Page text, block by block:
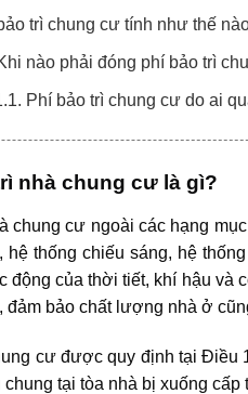
trì chung cư tính như thế
nào phải đóng phí bảo trì
Phí bảo trì chung cư do ai
nhà chung cư là gì?
chung cư ngoài các hạng
hệ thống chiếu sáng, hệ
động của thời tiết, khí hậu và
đảm bảo chất lượng nhà ở
cư được quy định tại Điều
tại tòa nhà bị xuống cấp